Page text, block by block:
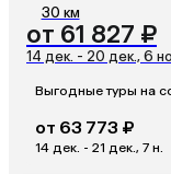
30 км
от 61 827 ₽
14 дек. - 20 дек., 6
Выгодные туры на
от 63 773 ₽
14 дек. - 21 дек., 7 н.